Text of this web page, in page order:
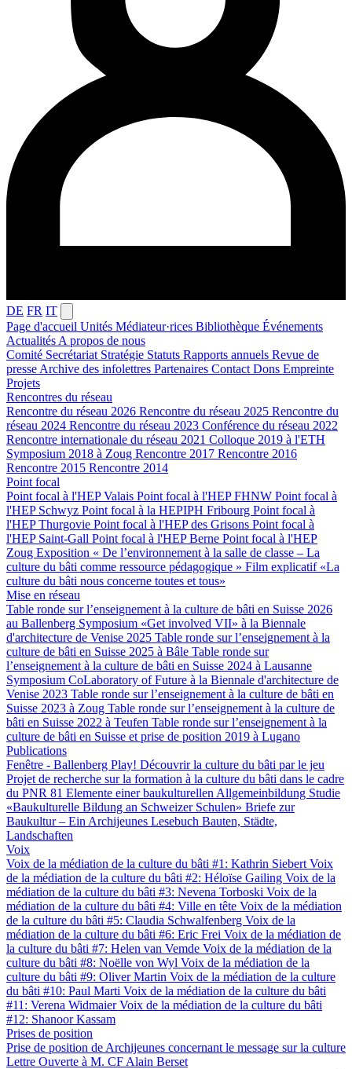
DE FR IT
Page d'accueil Unités Médiateur·rices Bibliothèque Événements
Actualités A propos de nous
Comité Secrétariat Stratégie Statuts Rapports annuels Revue de
presse Archive des infolettres Partenaires Contact Dons Empreinte
Projets
Rencontres du réseau
Rencontre du réseau 2026 Rencontre du réseau 2025 Rencontre du
réseau 2024 Rencontre du réseau 2023 Conférence du réseau 2022
Rencontre internationale du réseau 2021 Colloque 2019 à l'ETH
Symposium 2018 à Zoug Rencontre 2017 Rencontre 2016
Rencontre 2015 Rencontre 2014
Point focal
Point focal à l'HEP Valais Point focal à l'HEP FHNW Point focal à
l'HEP Schwyz Point focal à la HEPIPH Fribourg Point focal à
l'HEP Thurgovie Point focal à l'HEP des Grisons Point focal à
l'HEP Saint-Gall Point focal à l'HEP Berne Point focal à l'HEP
Zoug Exposition « De l’environnement à la salle de classe – La
culture du bâti comme ressource pédagogique » Film explicatif «La
culture du bâti nous concerne toutes et tous»
Mise en réseau
Table ronde sur l’enseignement à la culture de bâti en Suisse 2026
au Ballenberg Symposium «Get involved VII» à la Biennale
d'architecture de Venise 2025 Table ronde sur l’enseignement à la
culture de bâti en Suisse 2025 à Bâle Table ronde sur
l’enseignement à la culture de bâti en Suisse 2024 à Lausanne
Symposium CoLaboratory of Future à la Biennale d'architecture de
Venise 2023 Table ronde sur l’enseignement à la culture de bâti en
Suisse 2023 à Zoug Table ronde sur l’enseignement à la culture de
bâti en Suisse 2022 à Teufen Table ronde sur l’enseignement à la
culture de bâti en Suisse et prise de position 2019 à Lugano
Publications
Fenêtre - Ballenberg Play! Découvrir la culture du bâti par le jeu
Projet de recherche sur la formation à la culture du bâti dans le cadre
du PNR 81 Elemente einer baukulturellen Allgemeinbildung Studie
«Baukulturelle Bildung an Schweizer Schulen» Briefe zur
Baukultur – Ein Archijeunes Lesebuch Bauten, Städte,
Landschaften
Voix
Voix de la médiation de la culture du bâti #1: Kathrin Siebert Voix
de la médiation de la culture du bâti #2: Héloïse Gailing Voix de la
médiation de la culture du bâti #3: Nevena Torboski Voix de la
médiation de la culture du bâti #4: Ville en tête Voix de la médiation
de la culture du bâti #5: Claudia Schwalfenberg Voix de la
médiation de la culture du bâti #6: Eric Frei Voix de la médiation de
la culture du bâti #7: Helen van Vemde Voix de la médiation de la
culture du bâti #8: Noëlle von Wyl Voix de la médiation de la
culture du bâti #9: Oliver Martin Voix de la médiation de la culture
du bâti #10: Paul Marti Voix de la médiation de la culture du bâti
#11: Verena WidmaierVoix de la médiation de la culture du bâti
#12: Shanoor Kassam
Prises de position
Prise de position de Archijeunes concernant le message sur la culture
Lettre Ouverte à M. CF Alain Berset